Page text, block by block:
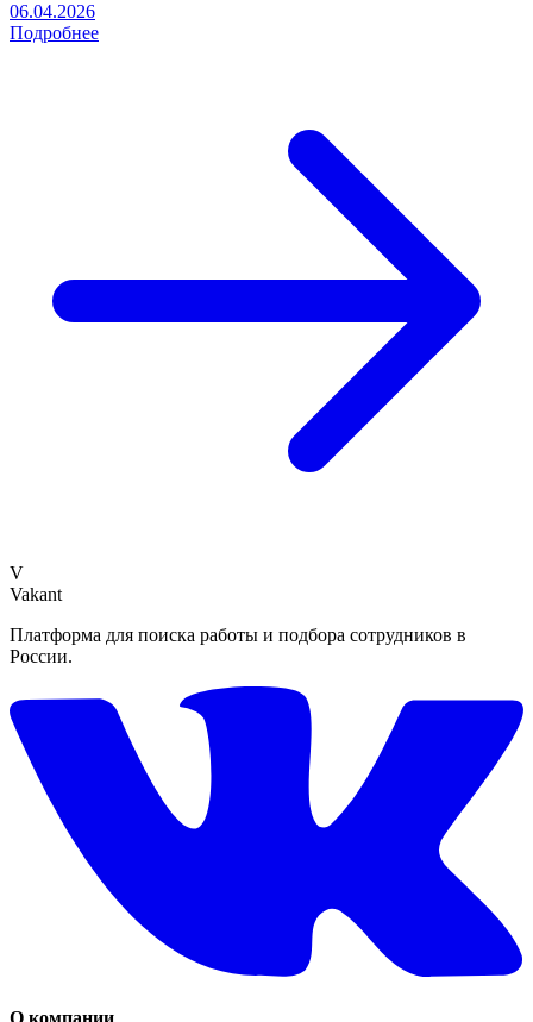
06.04.2026
Подробнее
V
Vakant
Платформа для поиска работы и подбора сотрудников в
России.
О компании